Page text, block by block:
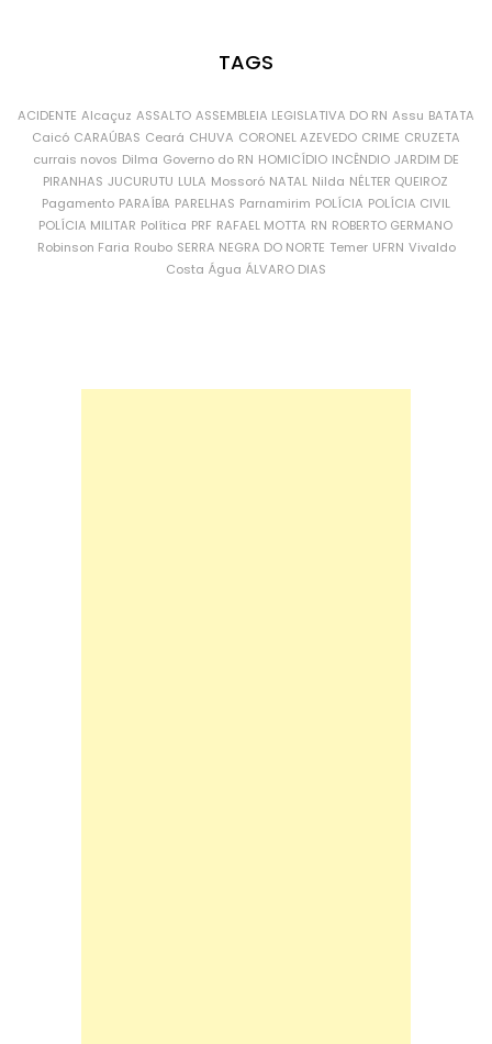
TAGS
ACIDENTE Alcaçuz ASSALTO ASSEMBLEIA LEGISLATIVA DO RN Assu BATATA
Caicó CARAÚBAS Ceará CHUVA CORONEL AZEVEDO CRIME CRUZETA
currais novos Dilma Governo do RN HOMICÍDIO INCÊNDIO JARDIM DE
PIRANHAS JUCURUTU LULA Mossoró NATAL Nilda NÉLTER QUEIROZ
Pagamento PARAÍBA PARELHAS Parnamirim POLÍCIA POLÍCIA CIVIL
POLÍCIA MILITAR Política PRF RAFAEL MOTTA RN ROBERTO GERMANO
Robinson Faria Roubo SERRA NEGRA DO NORTE Temer UFRN Vivaldo
Costa Água ÁLVARO DIAS